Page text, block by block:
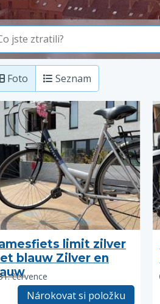
Foto Seznam
limit zilver
blauw Zilver en
července
Nárokovat si položku